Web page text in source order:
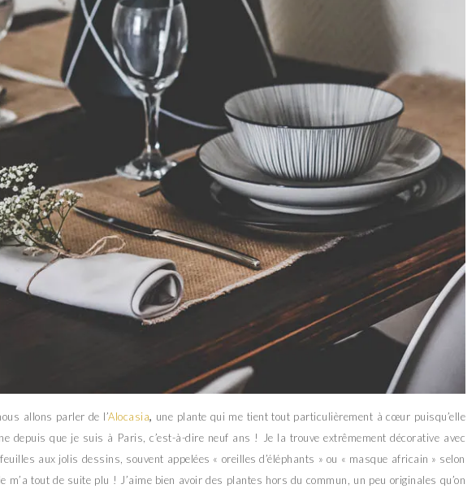
allons parler de l’Alocasia, une plante qui me tient tout particulièrement à cœur puisqu’elle
depuis que je suis à Paris, c’est-à-dire neuf ans ! Je la trouve extrêmement décorative avec
aux jolis dessins, souvent appelées « oreilles d’éléphants » ou « masque africain » selon
m’a tout de suite plu ! J’aime bien avoir des plantes hors du commun, un peu originales qu’on